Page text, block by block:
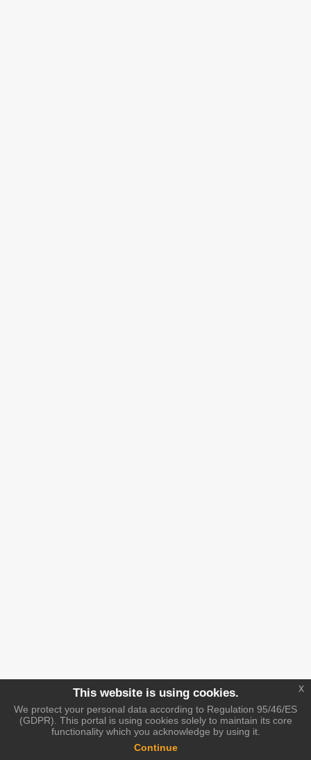
This website is using cookies.
We protect your personal data according to Regulation 95/46/ES
(GDPR). This portal is using cookies solely to maintain its core
functionality which you acknowledge by using it.
Continue
x